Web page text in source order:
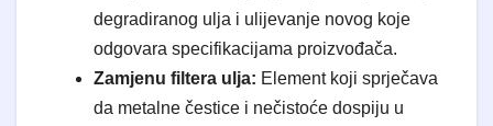
degradiranog ulja i ulijevanje novog koje
odgovara specifikacijama proizvođača.
Zamjenu filtera ulja: Element koji sprječava
da metalne čestice i nečistoće dospiju u